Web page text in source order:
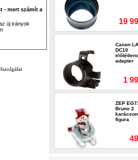
- mert számít a
új irányok
19
Canon
DC10
adapter
1
ZEP
Bruno 2
figura